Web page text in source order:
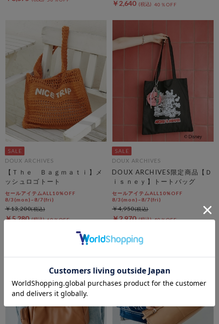
￥2,640 40％OFF
DOUX ARCHIVES
【Ｔｈｅ Ｂａｇｍａｔｉ】メ
ッシュロゴトート
セールアイテムALL10%OFF
8/3(mon)~8/7(fri)
￥5,280 60％OFF
￥13,200
DOUX ARCHIVES
DOUX ARCHIVES限定商品【Ｄ
ｉｓｎｅｙ】トートバッグ
セールアイテムALL10%OFF
8/3(mon)~8/7(fri)
￥2,970 40％OFF
￥4,950